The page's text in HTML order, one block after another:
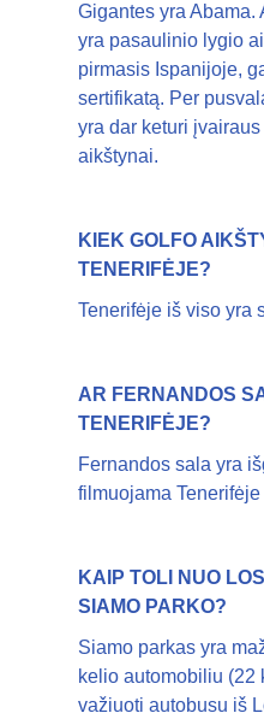
Gigantes yra Abama.
yra pasaulinio lygio
pirmasis Ispanijoje,
sertifikatą. Per
yra dar keturi
aikštynai.
KIEK GOLFO
TENERIFĖJE?
Tenerifėje iš viso yra
AR FERNANDOS
TENERIFĖJE?
Fernandos sala yra
filmuojama Tenerifėje
KAIP TOLI NUO
SIAMO PARKO?
Siamo parkas yra
kelio automobiliu (22
važiuoti autobusu iš